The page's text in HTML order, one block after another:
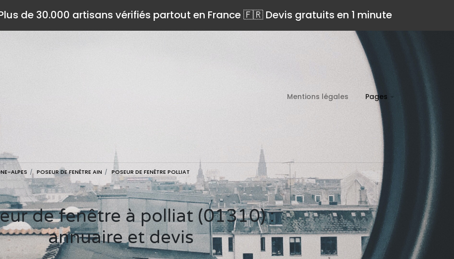
de 30.000 artisans vérifiés partout en France 🇫🇷 Devis gratuits en 1 minute
Mentions légales Pages
ALPES POSEUR DE FENÊTRE AIN POSEUR DE FENÊTRE POLLIAT
annuaire et devis